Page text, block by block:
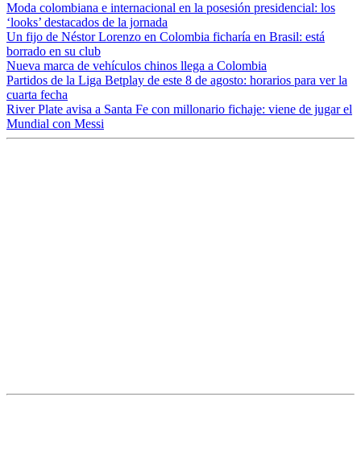
Moda colombiana e internacional en la posesión presidencial: los
‘looks’ destacados de la jornada
Un fijo de Néstor Lorenzo en Colombia ficharía en Brasil: está
borrado en su club
Nueva marca de vehículos chinos llega a Colombia
Partidos de la Liga Betplay de este 8 de agosto: horarios para ver la
cuarta fecha
River Plate avisa a Santa Fe con millonario fichaje: viene de jugar el
Mundial con Messi